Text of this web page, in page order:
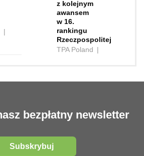
|
z kolejnym
awansem
w 16.
rankingu
Rzeczpospolitej
TPA Poland |
bezpłatny newsletter
Subskrybuj